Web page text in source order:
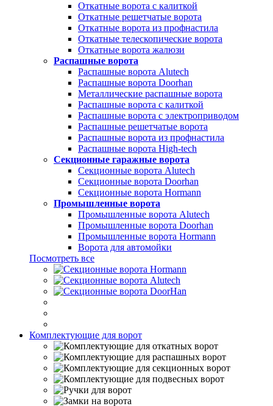
Откатные ворота с калиткой
Откатные решетчатые ворота
Откатные ворота из профнастила
Откатные телескопические ворота
Откатные ворота жалюзи
Распашные ворота
Распашные ворота Alutech
Распашные ворота Doorhan
Металлические распашные ворота
Распашные ворота с калиткой
Распашные ворота с электроприводом
Распашные решетчатые ворота
Распашные ворота из профнастила
Распашные ворота High-tech
Секционные гаражные ворота
Секционные ворота Alutech
Секционные ворота Doorhan
Секционные ворота Hormann
Промышленные ворота
Промышленные ворота Alutech
Промышленные ворота Doorhan
Промышленные ворота Hormann
Ворота для автомойки
Посмотреть все
Комплектующие для ворот